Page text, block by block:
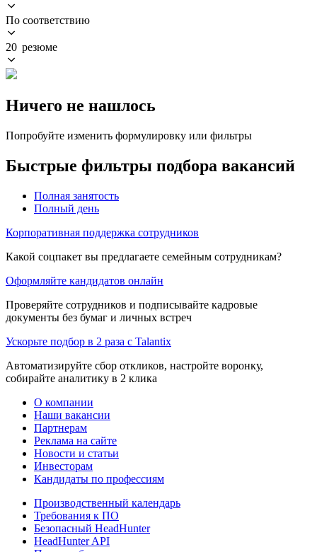
По соответствию
20 резюме
Ничего не нашлось
Попробуйте изменить формулировку или фильтры
Быстрые фильтры подбора вакансий
Полная занятость
Полный день
Корпоративная поддержка сотрудников
Какой соцпакет вы предлагаете семейным сотрудникам?
Оформляйте кандидатов онлайн
Проверяйте сотрудников и подписывайте кадровые
документы без бумаг и личных встреч
Ускорьте подбор в 2 раза с Talantix
Автоматизируйте сбор откликов, настройте воронку,
собирайте аналитику в 2 клика
О компании
Наши вакансии
Партнерам
Реклама на сайте
Новости и статьи
Инвесторам
Кандидаты по профессиям
Производственный календарь
Требования к ПО
Безопасный HeadHunter
HeadHunter API